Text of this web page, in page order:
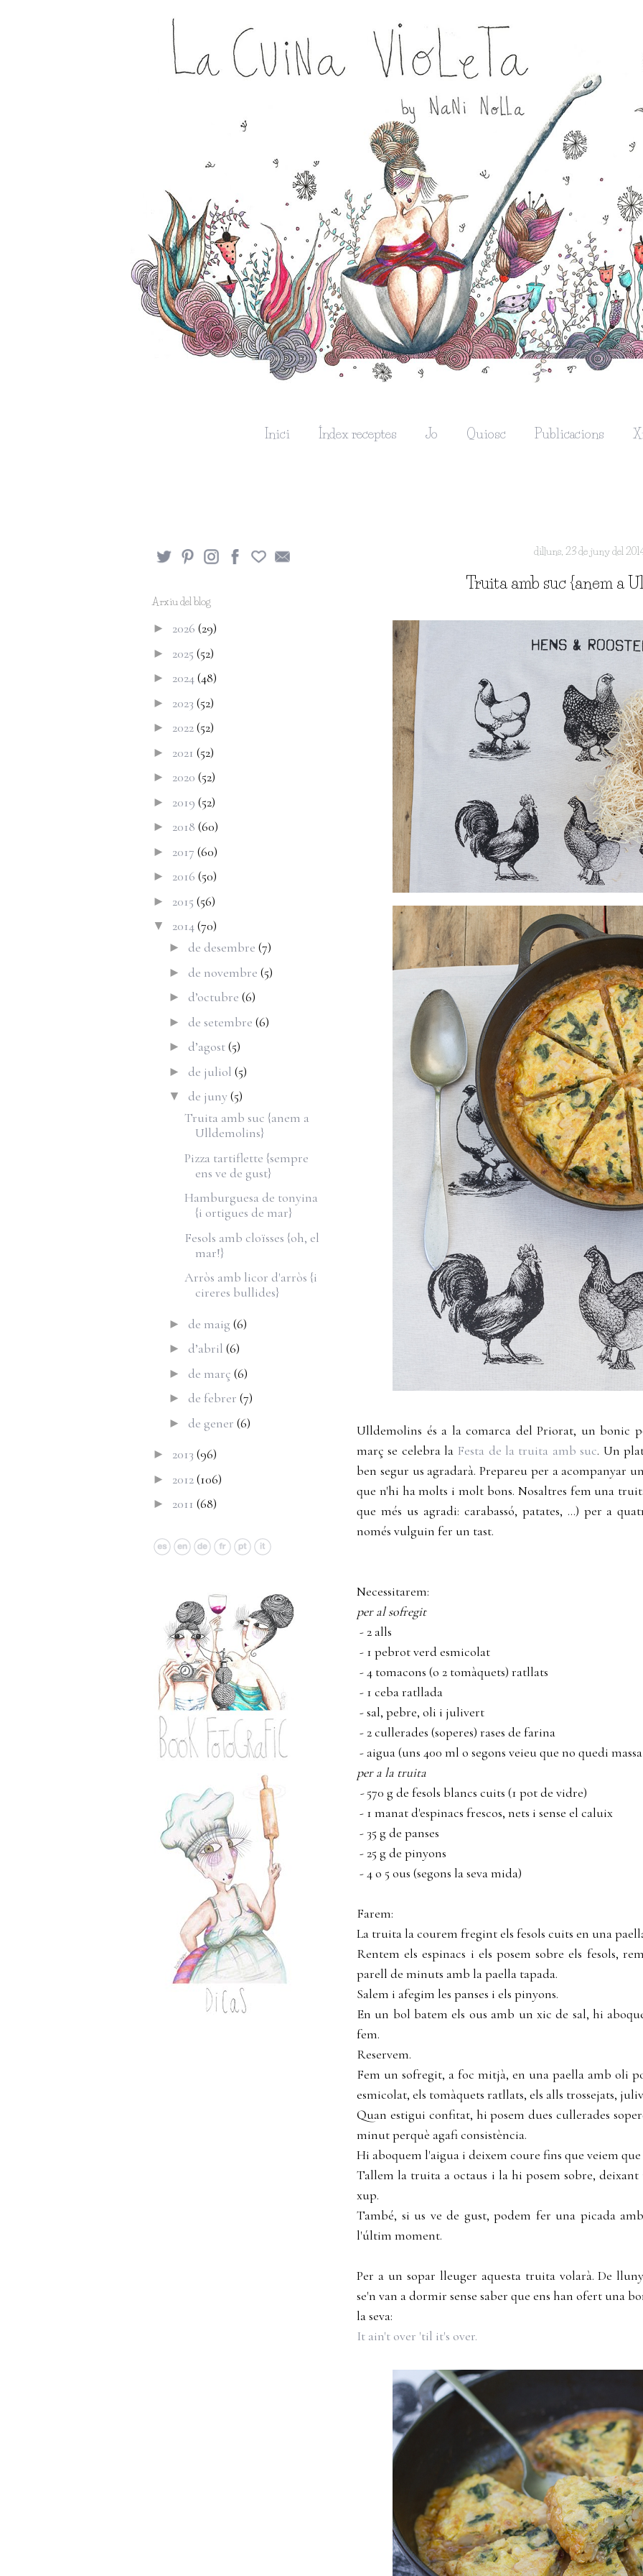
Inici Índex receptes Jo Quiosc Publicacions
dilluns, 23 de juny del
Truita amb suc {anem a
Ulldemolins és a la comarca del Priorat, un bonic
març se celebra la Festa de la truita amb suc. Un
ben segur us agradarà. Prepareu per a acompanyar
que n'hi ha molts i molt bons. Nosaltres fem una
que més us agradi: carabassó, patates, ...) per a
només vulguin fer un tast.
Necessitarem:
per al sofregit
- 2 alls
- 1 pebrot verd esmicolat
- 4 tomacons (o 2 tomàquets) ratllats
- 1 ceba ratllada
- sal, pebre, oli i julivert
- 2 cullerades (soperes) rases de farina
- aigua (uns 400 ml o segons veieu que no quedi massa
per a la truita
-570 g de fesols blancs cuits (1 pot de vidre)
- 1 manat d'espinacs frescos, nets i sense el caluix
- 35 g de panses
- 25 g de pinyons
- 4 o 5 ous (segons la seva mida)
Farem:
La truita la courem fregint els fesols cuits en una
Rentem els espinacs i els posem sobre els fesols,
parell de minuts amb la paella tapada.
Salem i afegim les panses i els pinyons.
En un bol batem els ous amb un xic de sal, hi
fem.
Reservem.
Fem un sofregit, a foc mitjà, en una paella amb oli
esmicolat, els tomàquets ratllats, els alls trossejats,
Quan estigui confitat, hi posem dues cullerades
minut perquè agafi consistència.
Hi aboquem l'aigua i deixem coure fins que veiem que
Tallem la truita a octaus i la hi posem sobre,
xup.
També, si us ve de gust, podem fer una picada
l'últim moment.
Per a un sopar lleuger aquesta truita volarà. De
se'n van a dormir sense saber que ens han ofert una
la seva:
It ain't over 'til it's over.
Arxiu del blog
► 2026 (29)
► 2025 (52)
► 2024(48)
► 2023 (52)
► 2022(52)
► 2021 (52)
► 2020 (52)
► 2019 (52)
► 2018 (60)
► 2017 (60)
► 2016 (50)
► 2015 (56)
▼ 2014(70)
► de desembre (7)
► de novembre (5)
► d’octubre (6)
► de setembre (6)
► d’agost(5)
► de juliol (5)
▼ de juny(5)
Truita amb suc {anem a
Ulldemolins}
Pizza tartiflette {sempre
ens ve de gust}
Hamburguesa de tonyina
{i ortigues de mar}
Fesols amb cloïsses {oh, el
mar!}
Arròs amb licor d'arròs {i
cireres bullides}
► de maig (6)
► d’abril (6)
► de març (6)
► de febrer (7)
► de gener (6)
► 2013 (96)
► 2012(106)
► 2011 (68)